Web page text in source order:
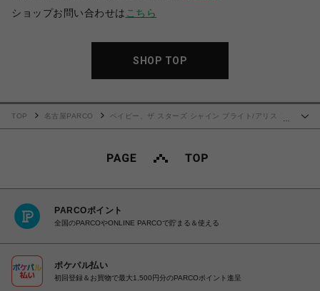
ショップお問い合わせは こちら
SHOP TOP
TOP 名古屋PARCO
ベイビー、ザ スターズ シャイン ブライト/アリス ア
PARCOポイント
全国のPARCOやONLINE PARCOで貯まる＆使える
ポケパル払い
初回登録＆お買物で最大1,500円分のPARCOポイント進呈